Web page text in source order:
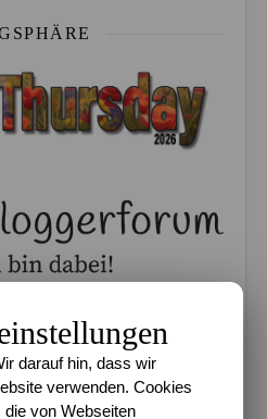
Webring
>Weiter
]
darauf hin, dass wir
verwenden. Cookies
die von Webseiten